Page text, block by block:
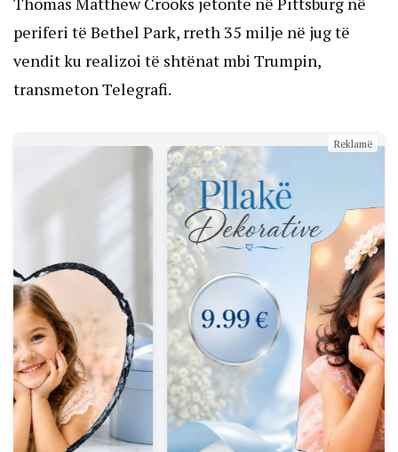
periferi të Bethel Park, rreth 35 milje në jug të
vendit ku realizoi të shtënat mbi Trumpin,
transmeton Telegrafi.
Reklamë